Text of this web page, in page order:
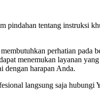
pindahan tentang instruksi
perhatian pada
menemukan layanan
dengan harapan Anda.
langsung saja